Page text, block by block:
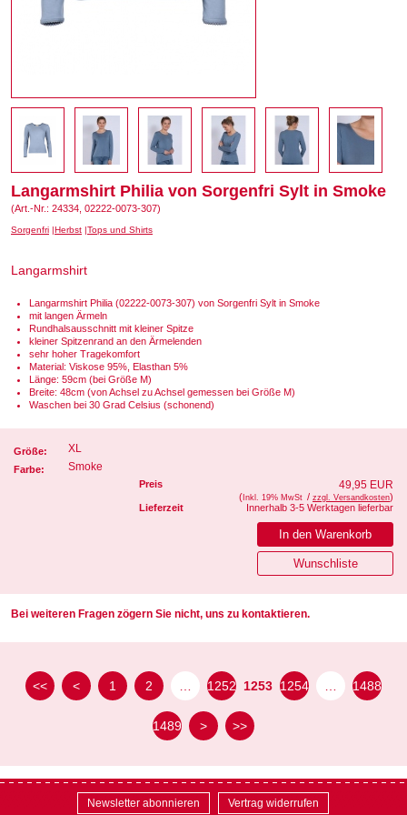
Langarmshirt Philia von Sorgenfri Sylt in Smoke
(Art.-Nr.: 24334, 02222-0073-307)
Sorgenfri Herbst Tops und Shirts
Langarmshirt
Langarmshirt Philia (02222-0073-307) von Sorgenfri Sylt in Smoke
mit langen Ärmeln
Rundhalsausschnitt mit kleiner Spitze
kleiner Spitzenrand an den Ärmelenden
sehr hoher Tragekomfort
Material: Viskose 95%, Elasthan 5%
Länge: 59cm (bei Größe M)
Breite: 48cm (von Achsel zu Achsel gemessen bei Größe M)
Waschen bei 30 Grad Celsius (schonend)
Größe: XL
Farbe: Smoke
Preis 49,95 EUR
( Inkl. 19% MwSt / zzgl. Versandkosten)
Lieferzeit
Innerhalb 3-5 Werktagen lieferbar
Bei weiteren Fragen zögern Sie nicht, uns zu kontaktieren.
<< < 1 2 1252 1253 1254 1488
1489 > >>
Newsletter abonnieren Vertrag widerrufen